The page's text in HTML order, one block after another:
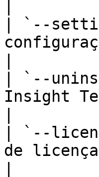
| `--
| `--
Insight
| `--
de